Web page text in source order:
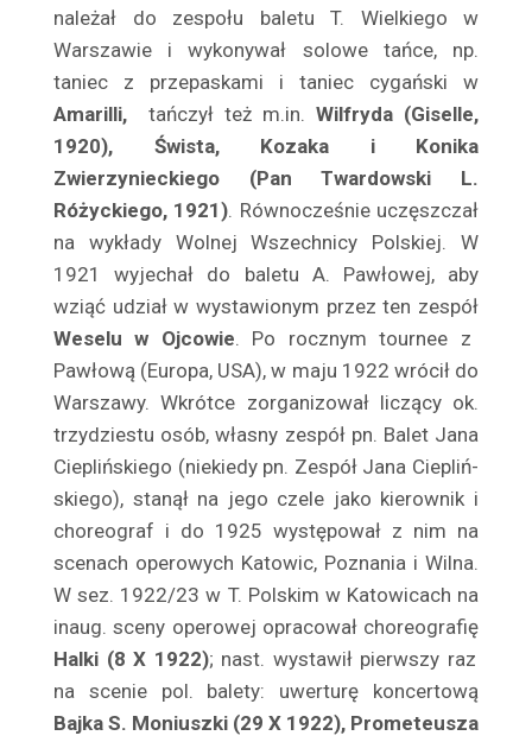
Baliszewska Julia
Baliszewski Sylwin
Bandrowska – Turska Ewa
Bańkowska Maria
Barczewska Antonina
Barda Ludwik
Bardziejewski Tadeusz
Bargielska Maria
Baronówna Jadwiga
Barszczewska Wanda
Barszczewska Elżbieta
Bartówna Wanda
Barwińska Zofia
Barwińska Leonia
Barwiński Henryk
Baryka Eugeniusz
Batycka Zofia
Baurska – Wiśniewska Halina
Bay Rydzewski Marcin
Bedlewicz Franciszek
Bednarczyk Antoni
należał do zespołu baletu T. Wielkiego w
Warszawie i wykonywał solowe tańce, np.
taniec z przepaskami i taniec cygański w
Amarilli,
tańczył też m.in. Wilfryda (Giselle,
1920), Śwista, Kozaka i Konika
Zwierzynieckiego (Pan Twardowski L.
Różyckiego, 1921). Równocześnie uczęszczał
na wykłady Wolnej Wszechnicy Polskiej. W
1921 wyjechał do baletu A. Pawłowej, aby
wziąć udział w wystawionym przez ten zespół
Weselu w Ojcowie. Po rocznym tournee z
Pawłową (Europa, USA), w maju 1922 wrócił do
Warszawy. Wkrótce zorganizował liczący ok.
trzydziestu osób, własny zespół pn. Balet Jana
Cieplińskiego (niekiedy pn. Zespół Jana Ciepliń­
skiego), stanął na jego czele jako kierownik i
cho­reograf i do 1925 występował z nim na
sce­nach operowych Katowic, Poznania i Wilna.
W sez. 1922/23 w T. Polskim w Katowicach na
inaug. sceny operowej opracował choreografię
Halki (8 X 1922); nast. wystawił pierwszy raz
na scenie pol. balety: uwerturę koncertową
Bajka S. Moniuszki (29 X 1922), Prometeusza